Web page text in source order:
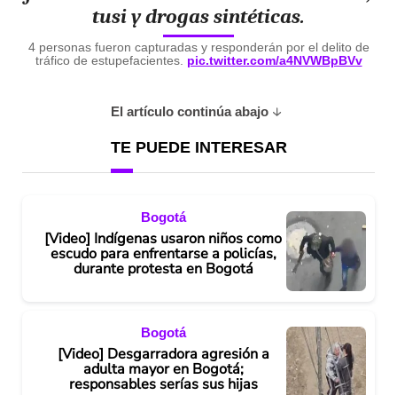
tusi y drogas sintéticas.
4 personas fueron capturadas y responderán por el delito de
tráfico de estupefacientes. pic.twitter.com/a4NVWBpBVv
El artículo continúa abajo
TE PUEDE INTERESAR
Bogotá
[Video] Indígenas usaron niños como
escudo para enfrentarse a policías,
durante protesta en Bogotá
Bogotá
[Video] Desgarradora agresión a
adulta mayor en Bogotá;
responsables serías sus hijas